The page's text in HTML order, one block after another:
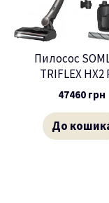
Пилосос
TRIFLEX HX2
47460 грн
До